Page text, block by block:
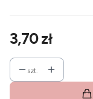
Cena
3,70 zł
szt.